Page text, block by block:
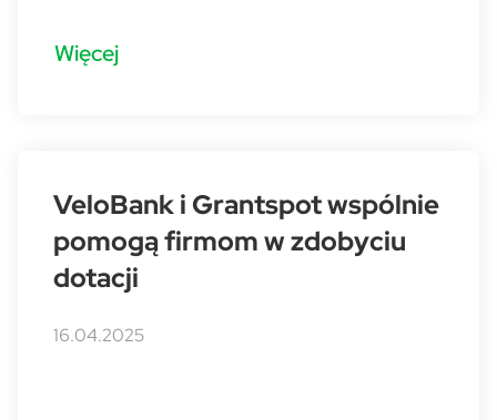
Więcej
VeloBank i Grantspot wspólnie
pomogą firmom w zdobyciu
dotacji
16.04.2025